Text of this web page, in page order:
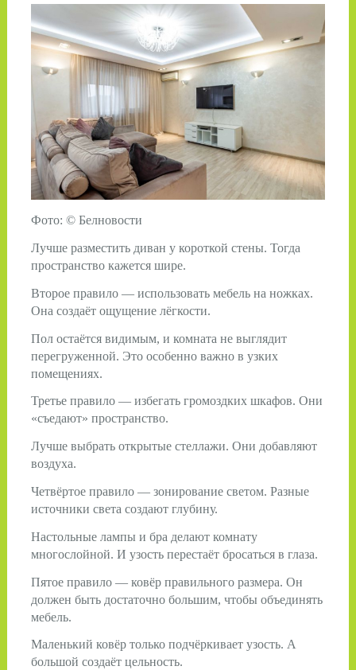
Фото: © Белновости
Лучше разместить диван у короткой стены. Тогда
пространство кажется шире.
Второе правило — использовать мебель на ножках.
Она создаёт ощущение лёгкости.
Пол остаётся видимым, и комната не выглядит
перегруженной. Это особенно важно в узких
помещениях.
Третье правило — избегать громоздких шкафов. Они
«съедают» пространство.
Лучше выбрать открытые стеллажи. Они добавляют
воздуха.
Четвёртое правило — зонирование светом. Разные
источники света создают глубину.
Настольные лампы и бра делают комнату
многослойной. И узость перестаёт бросаться в глаза.
Пятое правило — ковёр правильного размера. Он
должен быть достаточно большим, чтобы объединять
мебель.
Маленький ковёр только подчёркивает узость. А
большой создаёт цельность.